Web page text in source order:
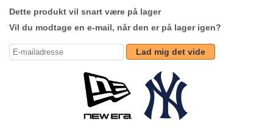
Dette produkt vil snart være på lager
Vil du modtage en e-mail, når den er på lager igen?
Lad mig det vide